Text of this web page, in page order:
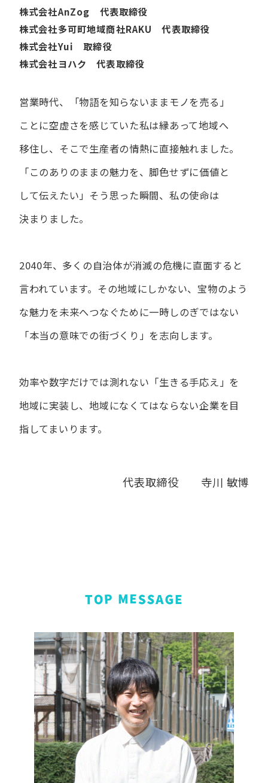
株式会社AnZog 代表取締役
株式会社多可町地域商社RAKU 代表取締役
株式会社Yui 取締役
株式会社ヨハク 代表取締役
営業時代、​「物語を​知らないまま​モノを​売る」
ことに​空虚さを​感じていた​私は縁あって​地域へ​
移住し、​そこで​生産者の​情熱に​直接触れました。
「この​ありの​ままの​魅力を、​脚色せずに​価値と​
して​伝えたい」 そう​思った​瞬間、​私の​使命は​
決まりました。
2040年、多くの自治体が消滅の危機に直面すると
言われています。 その地域にしかない、宝物のよう
な魅力を未来へつなぐために一時しのぎではない
「本当の意味での街づくり」を志向します。
効率や数字だけでは測れない「生きる手応え」を
地域に実装し、地域になくてはならない企業を目
指してまいります。
代表取締役 寺川 敏博